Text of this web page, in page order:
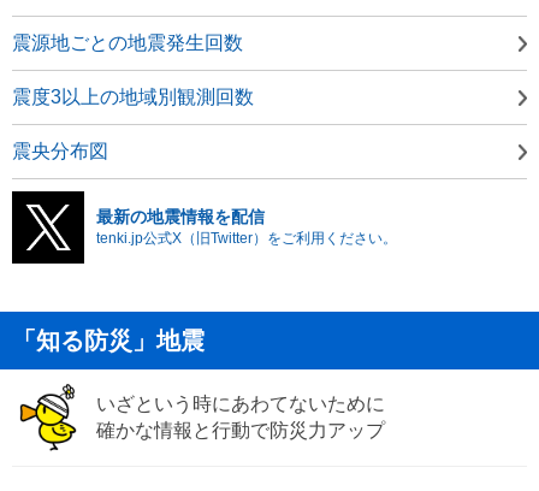
震源地ごとの地震発生回数
震度3以上の地域別観測回数
震央分布図
最新の地震情報を配信
tenki.jp公式X（旧Twitter）をご利用ください。
「知る防災」地震
いざという時にあわてないために
確かな情報と行動で防災力アップ